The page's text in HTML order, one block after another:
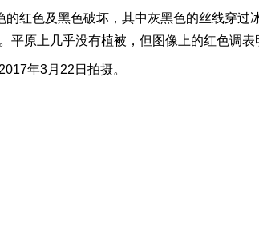
的红色及黑色破坏，其中灰黑色的丝线穿
平原上几乎没有植被，但图像上的红色调
年3月22日拍摄。